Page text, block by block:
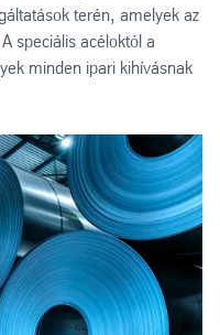
terén, amelyek az
speciális acéloktól a
minden ipari kihívásnak